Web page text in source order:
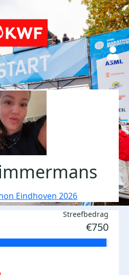
Eindhoven 2026
Streefbedrag
€750